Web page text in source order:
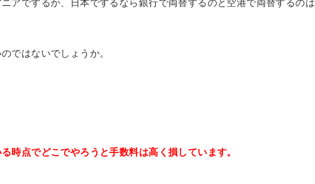
アでするか、日本でするなら銀行で両替するのと空港で両替するのは
ではないでしょうか。
時点でどこでやろうと手数料は高く損しています。